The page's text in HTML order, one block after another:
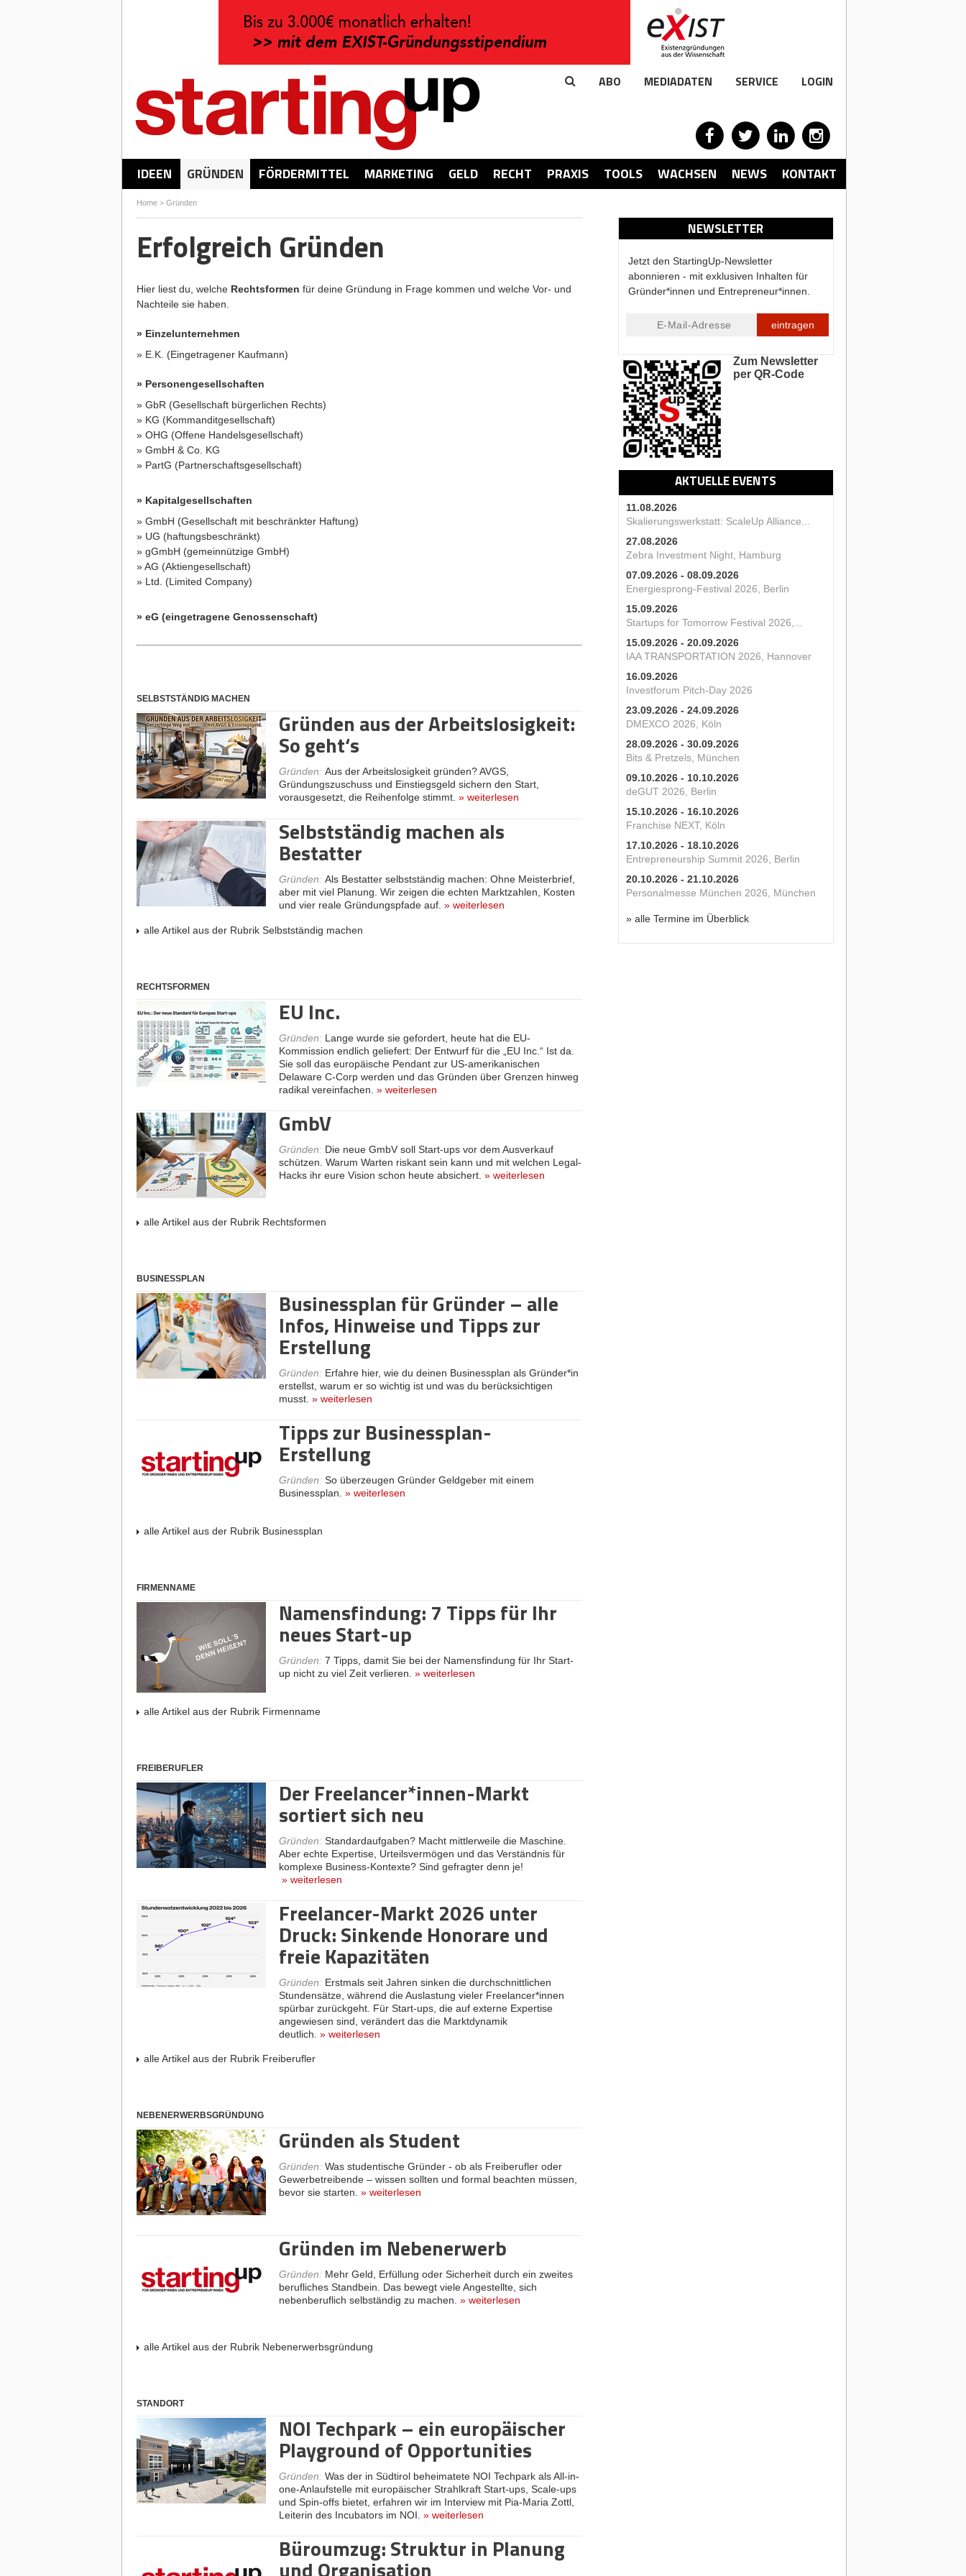
ABO MEDIADATEN SERVICE LOGIN
IDEEN GRÜNDEN FÖRDERMITTEL MARKETING GELD RECHT PRAXIS TOOLS WACHSEN NEWS KONTAKT
Home> Gründen
NEWSLETTER
Jetzt den StartingUp-Newsletter
abonnieren - mit exklusiven Inhalten für
Gründer*innen und Entrepreneur*innen.
eintragen
Zum Newsletter
per QR-Code
AKTUELLE EVENTS
11.08.2026
Skalierungswerkstatt: ScaleUp Alliance...
27.08.2026
Zebra Investment Night, Hamburg
07.09.2026 - 08.09.2026
Energiesprong-Festival 2026, Berlin
15.09.2026
Startups for Tomorrow Festival 2026,...
15.09.2026 - 20.09.2026
IAA TRANSPORTATION 2026, Hannover
16.09.2026
Investforum Pitch-Day 2026
23.09.2026 - 24.09.2026
DMEXCO 2026, Köln
28.09.2026 - 30.09.2026
Bits & Pretzels, München
09.10.2026 - 10.10.2026
deGUT 2026, Berlin
15.10.2026 - 16.10.2026
Franchise NEXT, Köln
17.10.2026 - 18.10.2026
Entrepreneurship Summit 2026, Berlin
20.10.2026 - 21.10.2026
Personalmesse München 2026, München
» alle Termine im Überblick
Erfolgreich Gründen
Hier liest du, welche Rechtsformen für deine Gründung in Frage kommen und welche Vor- und
Nachteile sie haben.
» Einzelunternehmen
» E.K. (Eingetragener Kaufmann)
» Personengesellschaften
» GbR (Gesellschaft bürgerlichen Rechts)
» KG (Kommanditgesellschaft)
» OHG (Offene Handelsgesellschaft)
» GmbH & Co. KG
» PartG (Partnerschaftsgesellschaft)
» Kapitalgesellschaften
» GmbH (Gesellschaft mit beschränkter Haftung)
» UG (haftungsbeschränkt)
» gGmbH (gemeinnützige GmbH)
» AG (Aktiengesellschaft)
» Ltd. (Limited Company)
» eG (eingetragene Genossenschaft)
SELBSTSTÄNDIG MACHEN
Gründen aus der Arbeitslosigkeit:
So geht‘s
Gründen: Aus der Arbeitslosigkeit gründen? AVGS,
Gründungszuschuss und Einstiegsgeld sichern den Start,
vorausgesetzt, die Reihenfolge stimmt. » weiterlesen
Selbstständig machen als
Bestatter
Gründen: Als Bestatter selbstständig machen: Ohne Meisterbrief,
aber mit viel Planung. Wir zeigen die echten Marktzahlen, Kosten
und vier reale Gründungspfade auf. » weiterlesen
alle Artikel aus der Rubrik Selbstständig machen
RECHTSFORMEN
EU Inc.
Gründen: Lange wurde sie gefordert, heute hat die EU-
Kommission endlich geliefert: Der Entwurf für die „EU Inc.“ Ist da.
Sie soll das europäische Pendant zur US-amerikanischen
Delaware C-Corp werden und das Gründen über Grenzen hinweg
radikal vereinfachen. » weiterlesen
GmbV
Gründen: Die neue GmbV soll Start-ups vor dem Ausverkauf
schützen. Warum Warten riskant sein kann und mit welchen Legal-
Hacks ihr eure Vision schon heute absichert. » weiterlesen
alle Artikel aus der Rubrik Rechtsformen
BUSINESSPLAN
Businessplan für Gründer – alle
Infos, Hinweise und Tipps zur
Erstellung
Gründen: Erfahre hier, wie du deinen Businessplan als Gründer*in
erstellst, warum er so wichtig ist und was du berücksichtigen
musst. » weiterlesen
Tipps zur Businessplan-
Erstellung
Gründen: So überzeugen Gründer Geldgeber mit einem
Businessplan. » weiterlesen
alle Artikel aus der Rubrik Businessplan
FIRMENNAME
Namensfindung: 7 Tipps für Ihr
neues Start-up
Gründen: 7 Tipps, damit Sie bei der Namensfindung für Ihr Start-
up nicht zu viel Zeit verlieren. » weiterlesen
alle Artikel aus der Rubrik Firmenname
FREIBERUFLER
Der Freelancer*innen-Markt
sortiert sich neu
Gründen: Standardaufgaben? Macht mittlerweile die Maschine.
Aber echte Expertise, Urteilsvermögen und das Verständnis für
komplexe Business-Kontexte? Sind gefragter denn je!
» weiterlesen
Freelancer-Markt 2026 unter
Druck: Sinkende Honorare und
freie Kapazitäten
Gründen: Erstmals seit Jahren sinken die durchschnittlichen
Stundensätze, während die Auslastung vieler Freelancer*innen
spürbar zurückgeht. Für Start-ups, die auf externe Expertise
angewiesen sind, verändert das die Marktdynamik
deutlich. » weiterlesen
alle Artikel aus der Rubrik Freiberufler
NEBENERWERBSGRÜNDUNG
Gründen als Student
Gründen: Was studentische Gründer - ob als Freiberufler oder
Gewerbetreibende – wissen sollten und formal beachten müssen,
bevor sie starten. » weiterlesen
Gründen im Nebenerwerb
Gründen: Mehr Geld, Erfüllung oder Sicherheit durch ein zweites
berufliches Standbein. Das bewegt viele Angestellte, sich
nebenberuflich selbständig zu machen. » weiterlesen
alle Artikel aus der Rubrik Nebenerwerbsgründung
STANDORT
NOI Techpark – ein europäischer
Playground of Opportunities
Gründen: Was der in Südtirol beheimatete NOI Techpark als All-in-
one-Anlaufstelle mit europäischer Strahlkraft Start-ups, Scale-ups
und Spin-offs bietet, erfahren wir im Interview mit Pia-Maria Zottl,
Leiterin des Incubators im NOI. » weiterlesen
Büroumzug: Struktur in Planung